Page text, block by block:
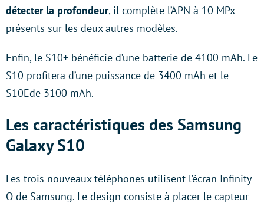
détecter la profondeur, il complète l’APN à 10 MPx
présents sur les deux autres modèles.
Enfin, le S10+ bénéficie d’une batterie de 4100 mAh. Le
S10 profitera d’une puissance de 3400 mAh et le
S10Ede 3100 mAh.
Les caractéristiques des Samsung
Galaxy S10
Les trois nouveaux téléphones utilisent l’écran Infinity
O de Samsung. Le design consiste à placer le capteur